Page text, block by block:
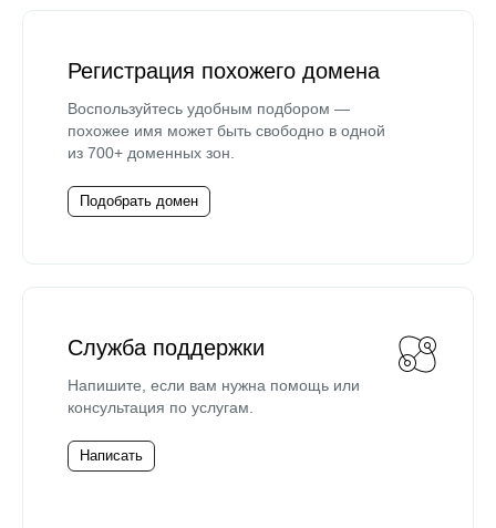
Регистрация похожего домена
Воспользуйтесь удобным подбором —
похожее имя может быть свободно в одной
из 700+ доменных зон.
Подобрать домен
Служба поддержки
Напишите, если вам нужна помощь или
консультация по услугам.
Написать